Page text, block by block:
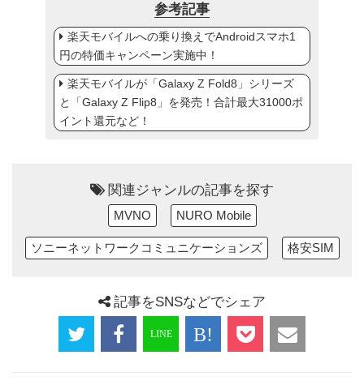
参考記事
楽天モバイルへの乗り換えでAndroidスマホ1
円の特価キャンペーン実施中！
楽天モバイルが「Galaxy Z Fold8」シリーズ
と「Galaxy Z Flip8」を発売！合計最大31000ポ
イント還元など！
関連ジャンルの記事を探す
MVNO NURO Mobile
ソニーネットワークコミュニケーションズ 格安SIM
記事をSNSなどでシェア